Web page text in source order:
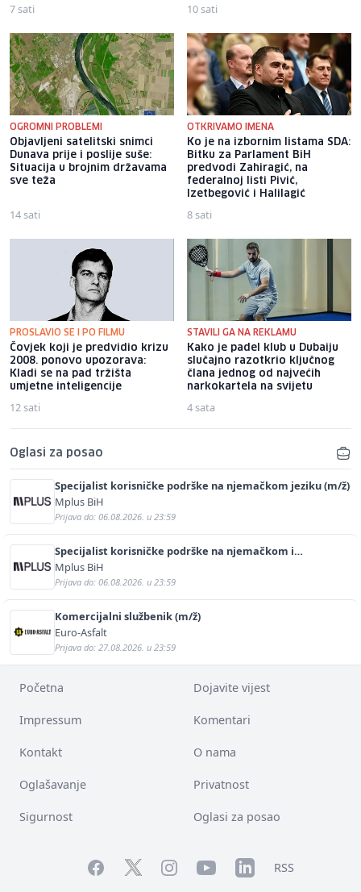
7 sati 10 sati
OGROMNI PROBLEMI
Objavljeni satelitski snimci
Dunava prije i poslije suše:
Situacija u brojnim državama
sve teža
14 sati
OTKRIVAMO IMENA
Ko je na izbornim listama SDA:
Bitku za Parlament BiH
predvodi Zahiragić, na
federalnoj listi Pivić,
Izetbegović i Halilagić
8 sati
PROSLAVIO SE I PO FILMU
Čovjek koji je predvidio krizu
2008. ponovo upozorava:
Kladi se na pad tržišta
umjetne inteligencije
12 sati
STAVILI GA NA REKLAMU
Kako je padel klub u Dubaiju
slučajno razotkrio ključnog
člana jednog od najvećih
narkokartela na svijetu
4 sata
Oglasi za posao
Specijalist korisničke podrške na njemačkom jeziku (m/ž)
Mplus BiH
Prijava do: 06.08.2026. u 23:59
Specijalist korisničke podrške na njemačkom i
engleskom jeziku (m/ž)
Mplus BiH
Prijava do: 06.08.2026. u 23:59
Komercijalni službenik (m/ž)
Euro-Asfalt
Prijava do: 27.08.2026. u 23:59
Početna Dojavite vijest
Impressum Komentari
Kontakt O nama
Oglašavanje Privatnost
Sigurnost Oglasi za posao
FacebookTwitterInstagramYouTubeLinkedInRSS